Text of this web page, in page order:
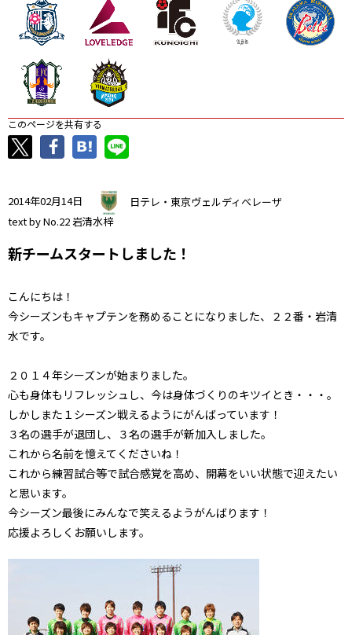
このページを共有する
2014年02月14日
日テレ・東京ヴェルディベレーザ
text by No.22 岩清水梓
新チームスタートしました！
こんにちは！
今シーズンもキャプテンを務めることになりました、２２番・岩清
水です。
２０１４年シーズンが始まりました。
心も身体もリフレッシュし、今は身体づくりのキツイとき・・・。
しかしまた１シーズン戦えるようにがんばっています！
３名の選手が退団し、３名の選手が新加入しました。
これから名前を憶えてくださいね！
これから練習試合等で試合感覚を高め、開幕をいい状態で迎えたい
と思います。
今シーズン最後にみんなで笑えるようがんばります！
応援よろしくお願いします。